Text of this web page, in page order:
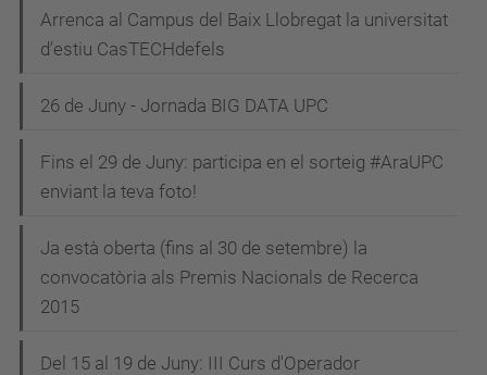
Arrenca al Campus del Baix Llobregat la universitat
d’estiu CasTECHdefels
26 de Juny - Jornada BIG DATA UPC
Fins el 29 de Juny: participa en el sorteig #AraUPC
enviant la teva foto!
Ja està oberta (fins al 30 de setembre) la
convocatòria als Premis Nacionals de Recerca
2015
Del 15 al 19 de Juny: III Curs d'Operador